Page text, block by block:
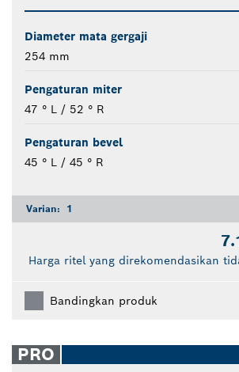
Diameter mata gergaji
254 mm
Pengaturan miter
47 ° L / 52 ° R
Pengaturan bevel
45 ° L / 45 ° R
Varian: 1
Harga ritel yang direkomendasikan
Bandingkan produk
PRO